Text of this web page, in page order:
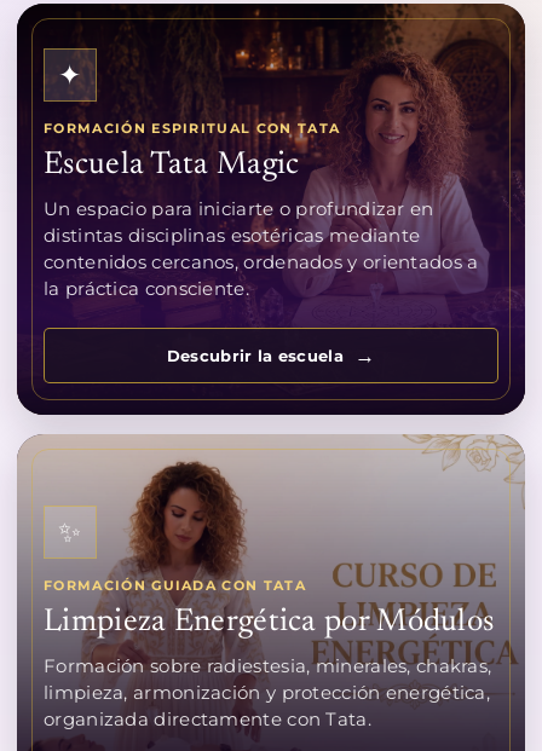
✦
FORMACIÓN ESPIRITUAL CON TATA
Escuela Tata Magic
Un espacio para iniciarte o profundizar en
distintas disciplinas esotéricas mediante
contenidos cercanos, ordenados y orientados a
la práctica consciente.
Descubrir la escuela
✨
FORMACIÓN GUIADA CON TATA
Limpieza Energética por Módulos
Formación sobre radiestesia, minerales, chakras,
limpieza, armonización y protección energética,
organizada directamente con Tata.